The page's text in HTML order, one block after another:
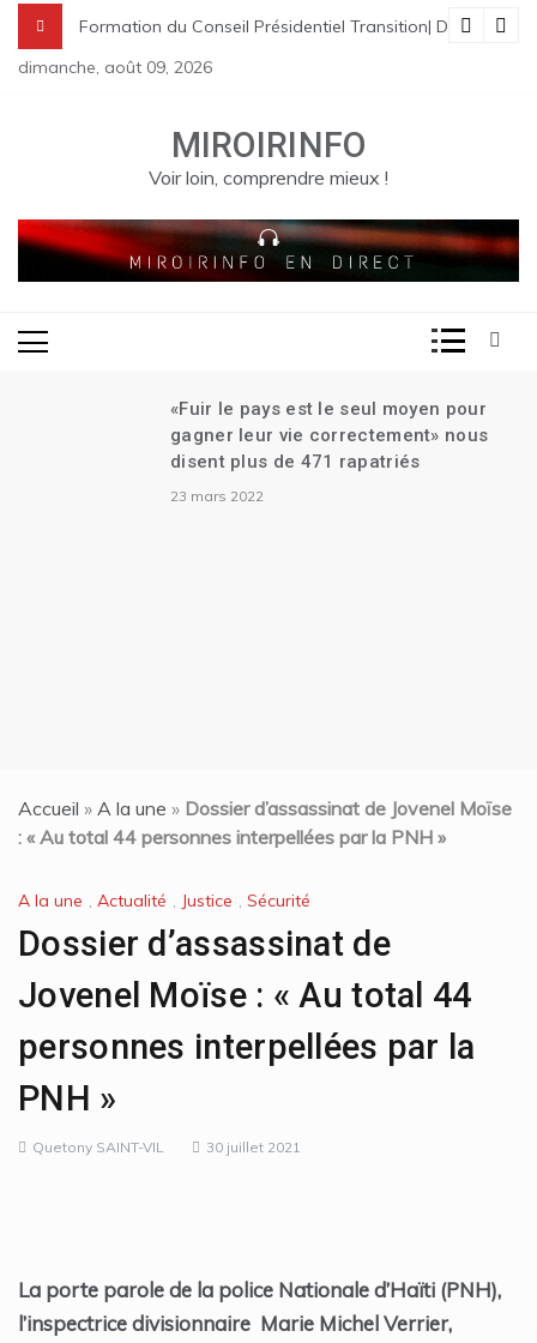
content
à St Raphael | Le premier Garry Conille rencontre les
pénale en Haïti
Transition| Ariel Henry remet sa démission| Le Canada se
Formation du Conseil Présidentiel Transition|
dimanche, août 09, 2026
MIROIRINFO
Voir loin, comprendre mieux !
«Fuir le pays est le seul moyen pour
gagner leur vie correctement» nous
disent plus de 471 rapatriés
23 mars 2022
Accueil » A la une » Dossier d’assassinat de Jovenel Moïse
: « Au total 44 personnes interpellées par la PNH »
A la une , Actualité , Justice , Sécurité
Dossier d’assassinat de
Jovenel Moïse : « Au total 44
personnes interpellées par la
PNH »
Quetony SAINT-VIL 30 juillet 2021
La porte parole de la police Nationale d’Haïti (PNH),
l’inspectrice divisionnaire Marie Michel Verrier,